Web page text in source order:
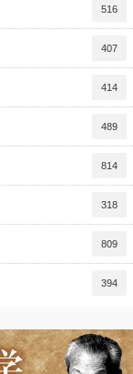
516
407
414
489
814
318
809
394